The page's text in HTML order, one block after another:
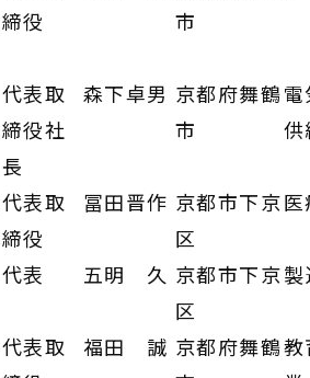
締役
市
代表取
締役社
長
森下卓男 京都府舞鶴
市
電
供
代表取
締役
冨田晋作 京都市下京
区
代表 五明 久 京都市下京
区
代表取
福田 誠 京都府舞鶴